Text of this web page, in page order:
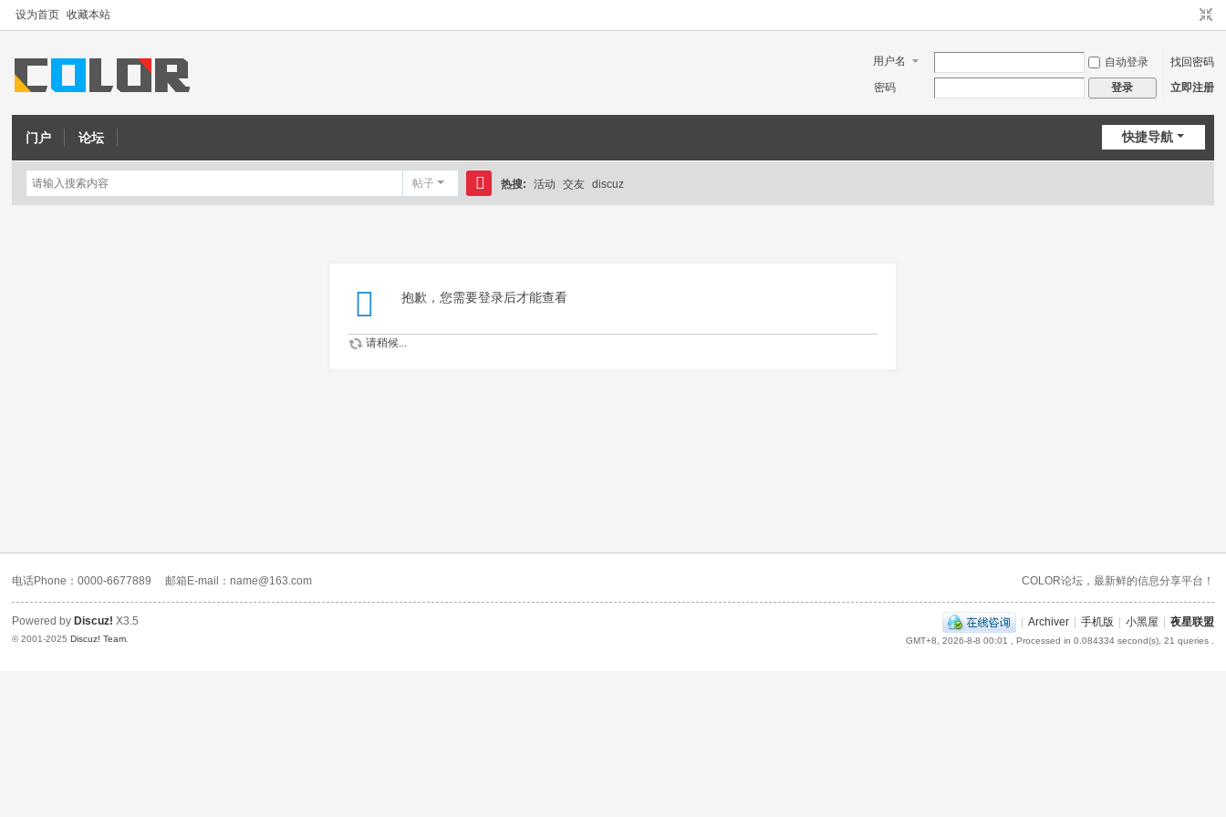
设为首页 收藏本站
用户名 自动登录
找回密码
密码
登录 立即注册
快捷导航
门户 论坛
帖子
搜
热搜: 活动 交友 discuz
抱歉，您需要登录后才能查看
请稍候...
电话Phone：0000-6677889 邮箱E-mail：name@163.com COLOR论坛，最新鲜的信息分享平台！
| Archiver | 手机版 | 小黑屋 | 夜星联盟
GMT+8, 2026-8-8 00:01 , Processed in 0.084334 second(s), 21 queries .
Powered by Discuz! X3.5
© 2001-2025Discuz! Team